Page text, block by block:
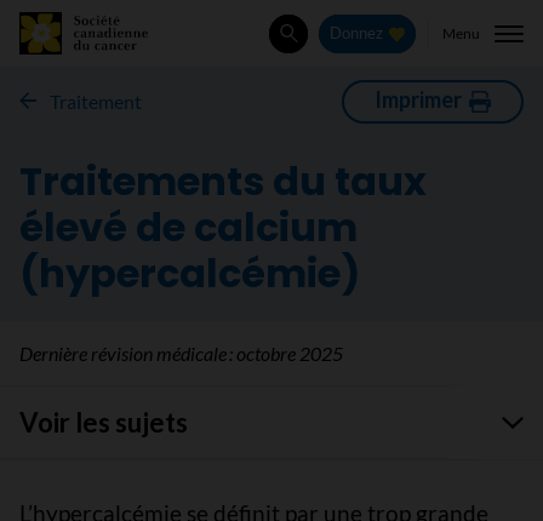
Rechercher
Donnez Menu
Traitement Imprimer
Traitements du taux
élevé de calcium
(hypercalcémie)
Dernière révision médicale : octobre 2025
Voir les sujets
L’hypercalcémie se définit par une trop grande